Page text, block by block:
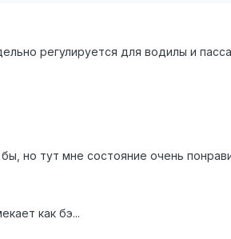
регулируется для водилы и
но тут мне состояние очень
как бэ...